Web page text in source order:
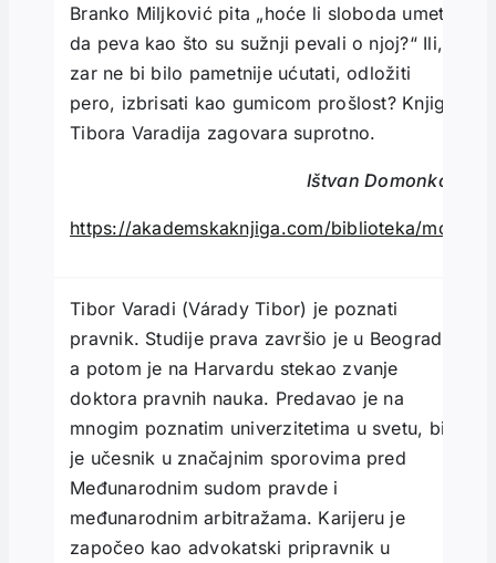
Branko Miljković pita „hoće li sloboda umeti
da peva kao što su sužnji pevali o njoj?“ Ili,
zar ne bi bilo pametnije ućutati, odložiti
pero, izbrisati kao gumicom prošlost? Knjiga
Ti­bora Varadija zagovara suprotno.
Ištvan Domonkoš
https://akademskaknjiga.com/biblioteka/mozaik/
Tibor Varadi (Várady Tibor) je poznati
pravnik. Studije prava završio je u Beogradu,
a potom je na Harvardu stekao zvanje
doktora pravnih nauka. Predavao je na
mnogim poznatim univerzitetima u svetu, bio
je učesnik u značajnim sporovima pred
Međunarodnim sudom pravde i
međunarodnim arbitražama. Karijeru je
započeo kao advokatski pripravnik u